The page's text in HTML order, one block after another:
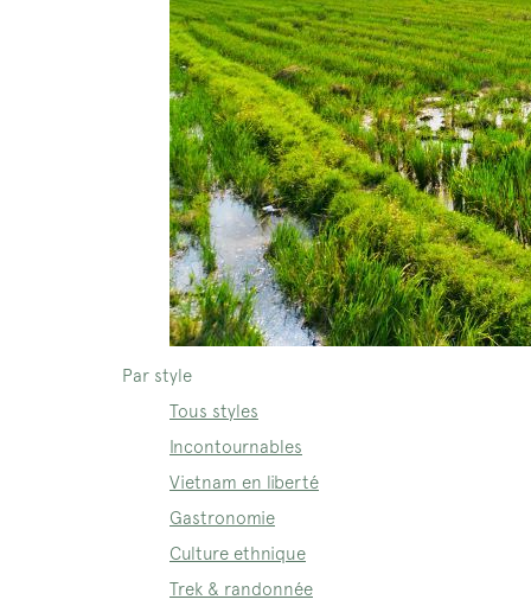
Par style
Tous styles
Incontournables
Vietnam en liberté
Gastronomie
Culture ethnique
Trek & randonnée